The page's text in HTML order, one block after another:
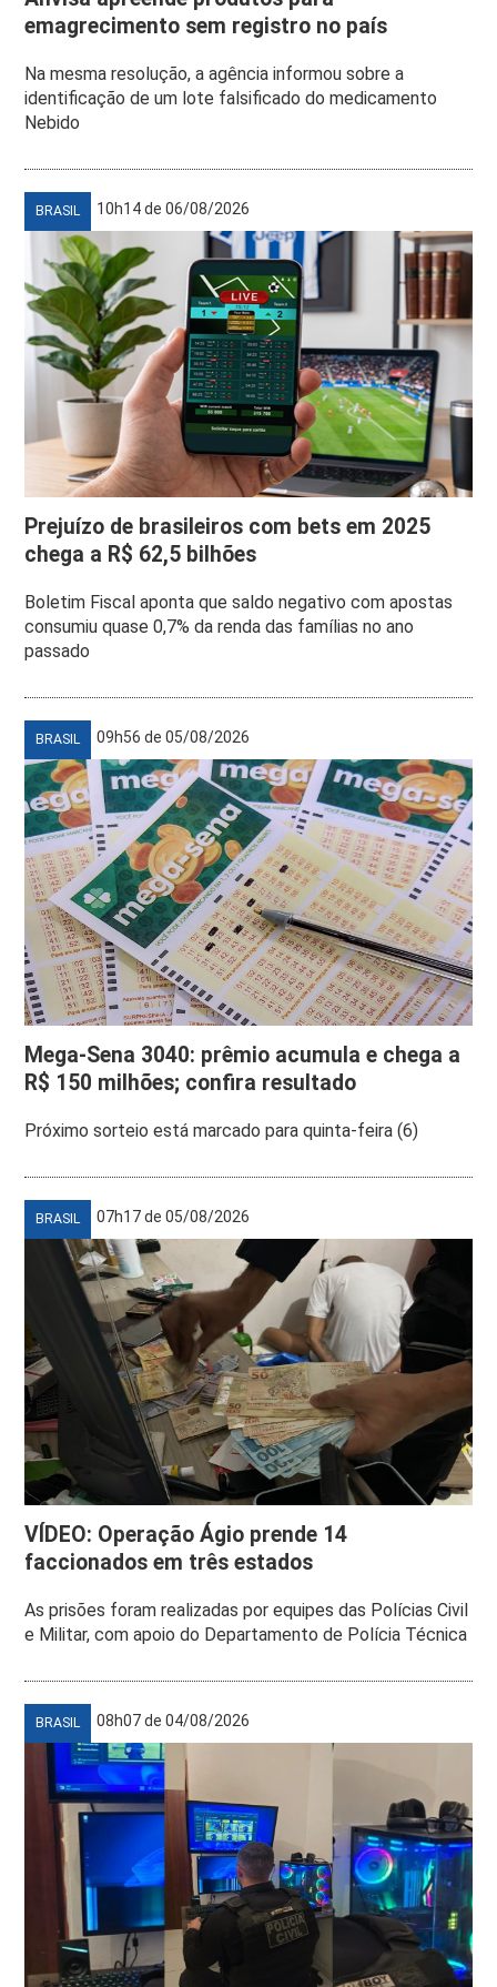
emagrecimento sem registro no país
Na mesma resolução, a agência informou sobre a
identificação de um lote falsificado do medicamento
Nebido
BRASIL 10h14 de 06/08/2026
Prejuízo de brasileiros com bets em 2025
chega a R$ 62,5 bilhões
Boletim Fiscal aponta que saldo negativo com apostas
consumiu quase 0,7% da renda das famílias no ano
passado
BRASIL 09h56 de 05/08/2026
Mega-Sena 3040: prêmio acumula e chega a
R$ 150 milhões; confira resultado
Próximo sorteio está marcado para quinta-feira (6)
BRASIL 07h17 de 05/08/2026
VÍDEO: Operação Ágio prende 14
faccionados em três estados
As prisões foram realizadas por equipes das Polícias Civil
e Militar, com apoio do Departamento de Polícia Técnica
BRASIL 08h07 de 04/08/2026